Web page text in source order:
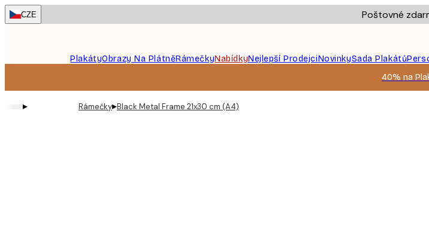
Skip
to
CZE Poštovné
PlakátyObrazy Na PlátněRámečkyNabídkyNejlepší ProdejciNovinkySada Plakátů
40% na
▸ Rámečky▸Black Metal Frame 21x30 cm (A4)